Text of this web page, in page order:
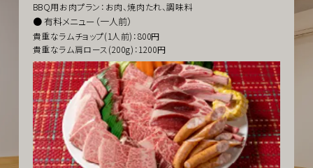
BBQ⽤お⾁プラン：お⾁、焼肉たれ、調味料
有料メニュー（⼀⼈前）
貴重なラムチョップ(1人前)：800円
貴重なラム肩ロース(200g)：1200円